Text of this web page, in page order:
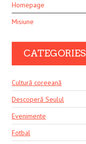
Homepage
Misiune
CATEGORIES
Cultură coreeană
Descoperă Seulul
Evenimente
Fotbal